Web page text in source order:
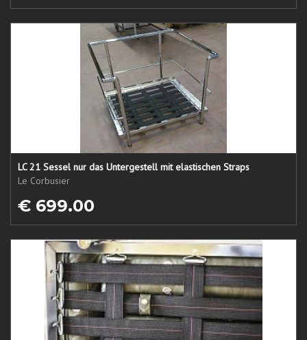
LC 21 Sessel nur das Untergestell mit elastischen Straps
Le Corbusier
€ 699.00